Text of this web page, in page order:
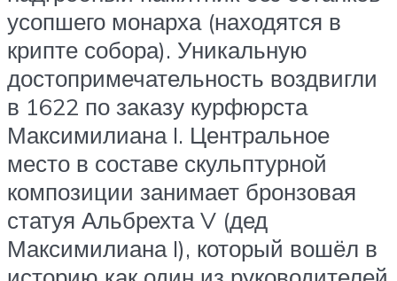
усопшего монарха (находятся в
крипте собора). Уникальную
достопримечательность воздвигли
в 1622 по заказу курфюрста
Максимилиана I. Центральное
место в составе скульптурной
композиции занимает бронзовая
статуя Альбрехта V (дед
Максимилиана I), который вошёл в